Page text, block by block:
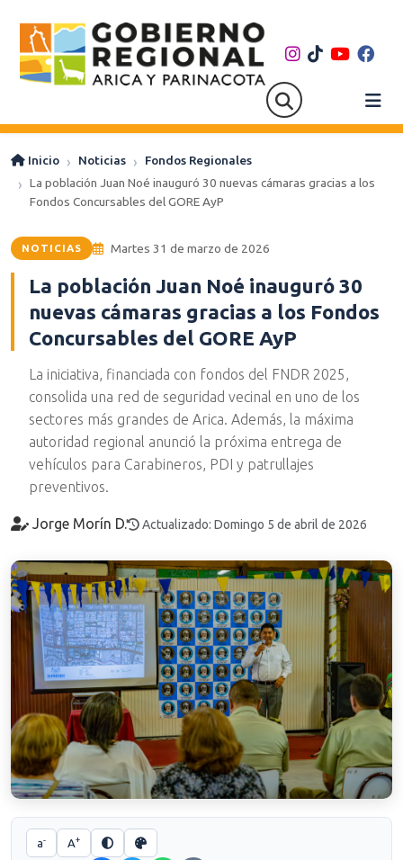
Inicio Noticias
Fondos Regionales
La población Juan Noé inauguró 30 nuevas cámaras gracias a los
Fondos Concursables del GORE AyP
NOTICIAS Martes 31 de marzo de 2026
La población Juan Noé inauguró 30
nuevas cámaras gracias a los Fondos
Concursables del GORE AyP
La iniciativa, financiada con fondos del FNDR 2025,
consolida una red de seguridad vecinal en uno de los
sectores más grandes de Arica. Además, la máxima
autoridad regional anunció la próxima entrega de
vehículos para Carabineros, PDI y patrullajes
preventivos.
Jorge Morín D. Actualizado: Domingo 5 de abril de 2026
a- A+